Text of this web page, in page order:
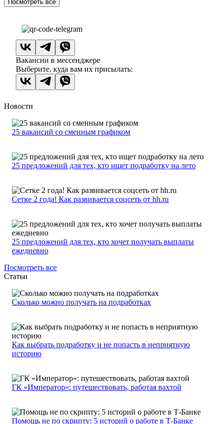
Посмотреть все
Вакансии в мессенджере
Выберите, куда вам их присылать:
Новости
25 вакансий со сменным графиком
25 предложений для тех, кто ищет подработку на лето
Сетке 2 года! Как развивается соцсеть от hh.ru
25 предложений для тех, кто хочет получать выплаты
ежедневно
Посмотреть все
Статьи
Сколько можно получать на подработках
Как выбрать подработку и не попасть в неприятную
историю
ГК «Император»: путешествовать, работая вахтой
Помощь не по скрипту: 5 историй о работе в Т-Банке